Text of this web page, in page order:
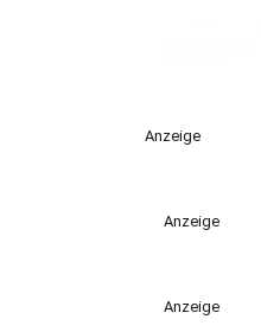
Anzeige
Anzeige
Anzeige